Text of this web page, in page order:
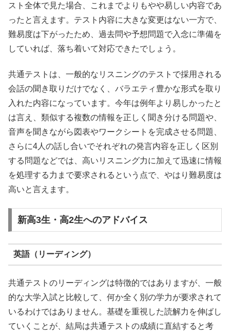
スト全体で見た場合、これまでよりもやや易しい内容であ
ったと言えます。テスト内容に大きな変更はない一方で、
難易度は下がったため、過去問や予想問題で入念に準備を
していれば、落ち着いて対応できたでしょう。
共通テストは、一般的なリスニングのテストで採用される
会話の聞き取りだけでなく、バラエティ豊かな形式を取り
入れた内容になっています。今年は例年より易しかったと
は言え、類似する複数の情報を正しく聞き分ける問題や、
音声を聞きながら図表やワークシートを完成させる問題、
さらに4人の話し合いでそれぞれの発言内容を正しく区別
する問題などでは、高いリスニング力に加えて迅速に情報
を処理する力まで要求されるという点で、やはり難易度は
高いと言えます。
新高3生・高2生へのアドバイス
英語（リーディング）
共通テストのリーディングは特徴的ではありますが、一般
的な大学入試と比較して、何か全く別の学力が要求されて
いるわけではありません。基礎を重視した読解力を伸ばし
ていくことが、結局は共通テストの成績に直結すると考